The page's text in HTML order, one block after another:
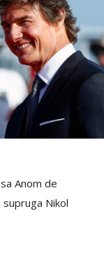
Anom de
Nikol